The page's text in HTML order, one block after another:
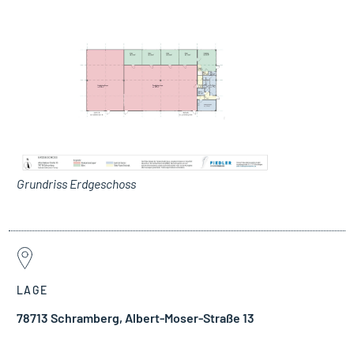
Grundriss Erdgeschoss
LAGE
78713 Schramberg, Albert-Moser-Straße 13